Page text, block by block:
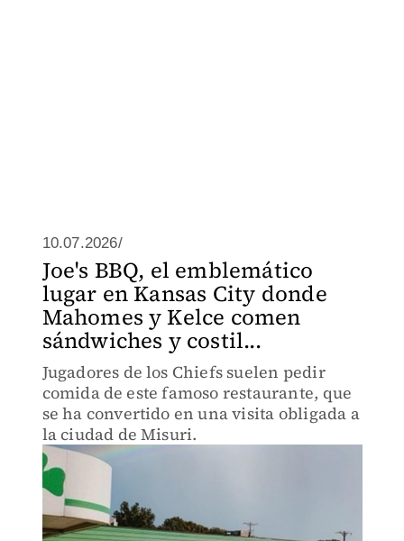
10.07.2026/
Joe's BBQ, el emblemático
lugar en Kansas City donde
Mahomes y Kelce comen
sándwiches y costil...
Jugadores de los Chiefs suelen pedir
comida de este famoso restaurante, que
se ha convertido en una visita obligada a
la ciudad de Misuri.